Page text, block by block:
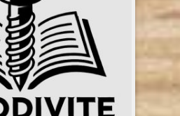
l’anima della musica, dal
di Pietro Perone (San
A dieci anni dalla sua
rimane un simbolo
generazioni. Erano i primi
quando il musicista ci
a nemmeno sessant’anni, in
..